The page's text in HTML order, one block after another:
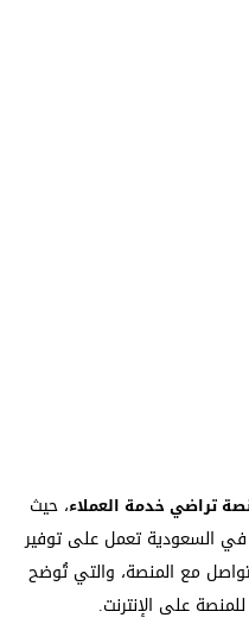
تراضي خدمة العملاء، حيث
في السعودية تعمل على توفير
مع المنصة، والتي تُوضح
على الإنترنت.